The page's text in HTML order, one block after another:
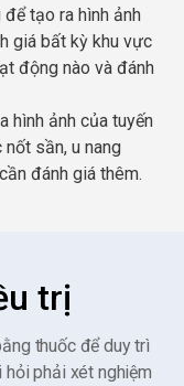
tạo ra hình ảnh
giá bất kỳ khu vực
động nào và đánh
hình ảnh của tuyến
sần, u nang
đánh giá thêm.
trị
thuốc để duy trì
phải xét nghiệm